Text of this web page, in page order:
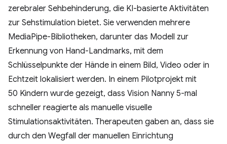
zerebraler Sehbehinderung, die KI-basierte Aktivitäten
zur Sehstimulation bietet. Sie verwenden mehrere
MediaPipe-Bibliotheken, darunter das Modell zur
Erkennung von Hand-Landmarks, mit dem
Schlüsselpunkte der Hände in einem Bild, Video oder in
Echtzeit lokalisiert werden. In einem Pilotprojekt mit
50 Kindern wurde gezeigt, dass Vision Nanny 5-mal
schneller reagierte als manuelle visuelle
Stimulationsaktivitäten. Therapeuten gaben an, dass sie
durch den Wegfall der manuellen Einrichtung